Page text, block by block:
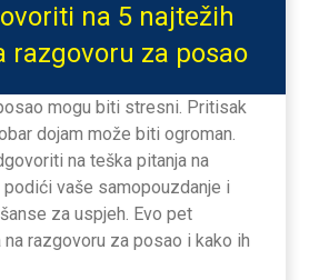
na 5 najtežih
razgovoru za posao
mogu biti stresni. Pritisak
dojam može biti ogroman.
na teška pitanja na
podići vaše samopouzdanje i
za uspjeh. Evo pet
na razgovoru za posao i kako ih